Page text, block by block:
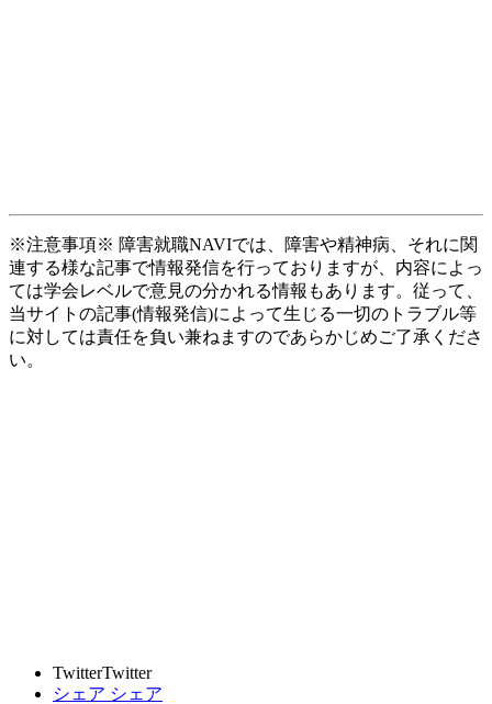
※注意事項※ 障害就職NAVIでは、障害や精神病、それに関
連する様な記事で情報発信を行っておりますが、内容によっ
ては学会レベルで意見の分かれる情報もあります。従って、
当サイトの記事(情報発信)によって生じる一切のトラブル等
に対しては責任を負い兼ねますのであらかじめご了承くださ
い。
TwitterTwitter
シェア シェア